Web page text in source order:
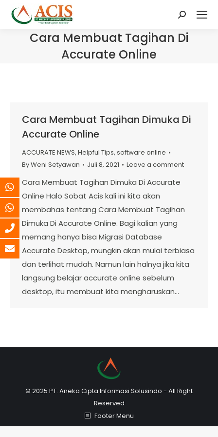
Search:
Cara Membuat Tagihan Di
Accurate Online
Cara Membuat Tagihan Dimuka Di
Accurate Online
ACCURATE NEWS, Helpful Tips, software online
ByWeni Setyawan Juli 8, 2021 Leave a comment
Cara Membuat Tagihan Dimuka Di Accurate
Online Halo Sobat Acis kali ini kita akan
membahas tentang Cara Membuat Tagihan
Dimuka Di Accurate Online. Bagi kalian yang
memang hanya bisa Migrasi Database
Accurate Desktop, mungkin akan mulai terbiasa
dan terlihat mudah. Namun lain halnya jika kita
langsung belajar accurate online sebelum
desktop, itu membuat kita mengharuskan…
© 2025 PT. Aneka Cipta Informasi Solusindo - All Right
Reserved
Footer Menu